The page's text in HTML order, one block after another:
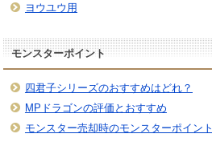
ヨウユウ用
モンスターポイント
四君子シリーズのおすすめはどれ？
MPドラゴンの評価とおすすめ
モンスター売却時のモンスターポイント